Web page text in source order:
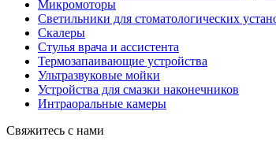
Микромоторы
Светильники для стоматологических
Скалеры
Стулья врача и ассистента
Термозапаивающие устройства
Ультразвуковые мойки
Устройства для смазки наконечников
Интраоральные камеры
Свяжитесь с нами